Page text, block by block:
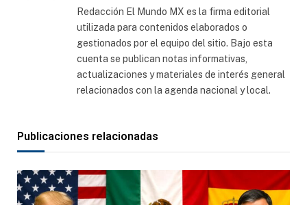
Redacción El Mundo MX es la firma editorial
utilizada para contenidos elaborados o
gestionados por el equipo del sitio. Bajo esta
cuenta se publican notas informativas,
actualizaciones y materiales de interés general
relacionados con la agenda nacional y local.
Publicaciones relacionadas